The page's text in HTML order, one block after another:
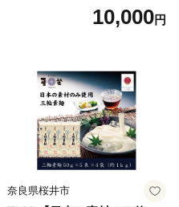
10,000円
奈良県桜井市